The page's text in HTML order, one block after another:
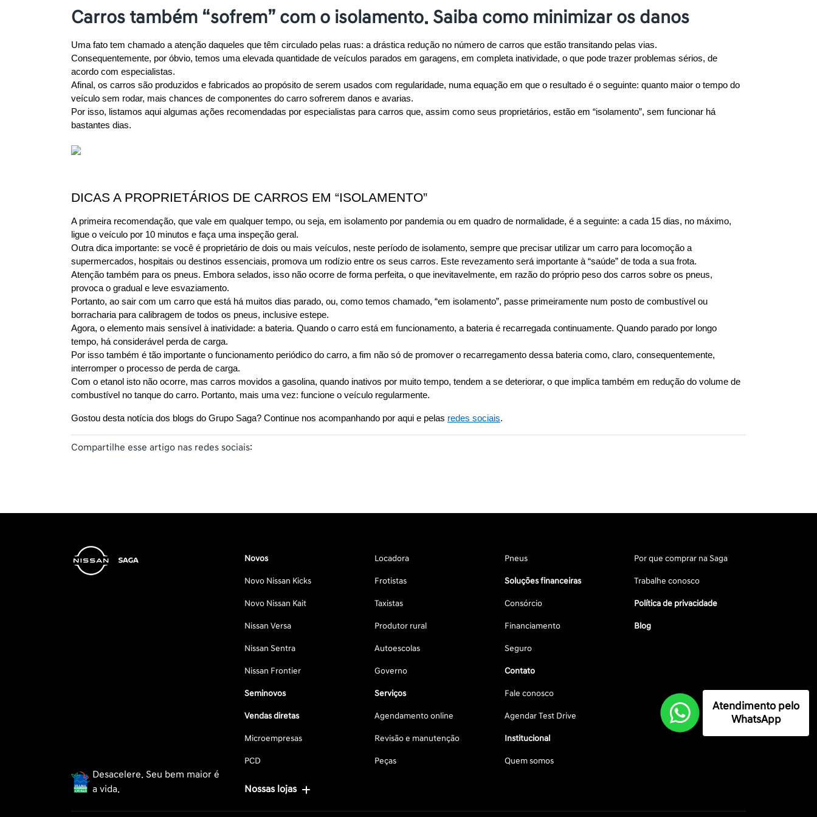
Carros também “sofrem” com o isolamento. Saiba como minimizar os danos
Uma fato tem chamado a atenção daqueles que têm circulado pelas ruas: a drástica redução no número de carros que estão transitando pelas vias.
Consequentemente, por óbvio, temos uma elevada quantidade de veículos parados em garagens, em completa inatividade, o que pode trazer problemas sérios, de
acordo com especialistas.
Afinal, os carros são produzidos e fabricados ao propósito de serem usados com regularidade, numa equação em que o resultado é o seguinte: quanto maior o tempo do
veículo sem rodar, mais chances de componentes do carro sofrerem danos e avarias.
Por isso, listamos aqui algumas ações recomendadas por especialistas para carros que, assim como seus proprietários, estão em “isolamento”, sem funcionar há
bastantes dias.
DICAS A PROPRIETÁRIOS DE CARROS EM “ISOLAMENTO”
A primeira recomendação, que vale em qualquer tempo, ou seja, em isolamento por pandemia ou em quadro de normalidade, é a seguinte: a cada 15 dias, no máximo,
ligue o veículo por 10 minutos e faça uma inspeção geral.
Outra dica importante: se você é proprietário de dois ou mais veículos, neste período de isolamento, sempre que precisar utilizar um carro para locomoção a
supermercados, hospitais ou destinos essenciais, promova um rodízio entre os seus carros. Este revezamento será importante à “saúde” de toda a sua frota.
Atenção também para os pneus. Embora selados, isso não ocorre de forma perfeita, o que inevitavelmente, em razão do próprio peso dos carros sobre os pneus,
provoca o gradual e leve esvaziamento.
Portanto, ao sair com um carro que está há muitos dias parado, ou, como temos chamado, “em isolamento”, passe primeiramente num posto de combustível ou
borracharia para calibragem de todos os pneus, inclusive estepe.
Agora, o elemento mais sensível à inatividade: a bateria. Quando o carro está em funcionamento, a bateria é recarregada continuamente. Quando parado por longo
tempo, há considerável perda de carga.
Por isso também é tão importante o funcionamento periódico do carro, a fim não só de promover o recarregamento dessa bateria como, claro, consequentemente,
interromper o processo de perda de carga.
Com o etanol isto não ocorre, mas carros movidos a gasolina, quando inativos por muito tempo, tendem a se deteriorar, o que implica também em redução do volume de
combustível no tanque do carro. Portanto, mais uma vez: funcione o veículo regularmente.
Gostou desta notícia dos blogs do Grupo Saga? Continue nos acompanhando por aqui e pelas redes sociais.
Compartilhe esse artigo nas redes sociais:
Desacelere. Seu bem maior é
a vida.
Novos
Novo Nissan Kicks
Novo Nissan Kait
Nissan Versa
Nissan Sentra
Nissan Frontier
Seminovos
Vendas diretas
Microempresas
PCD
Locadora
Frotistas
Taxistas
Produtor rural
Autoescolas
Governo
Serviços
Agendamento online
Revisão e manutenção
Peças
Pneus
Soluções financeiras
Consórcio
Financiamento
Seguro
Contato
Fale conosco
Agendar Test Drive
Institucional
Quem somos
Por que comprar na Saga
Trabalhe conosco
Política de privacidade
Blog
Nossas lojas
Atendimento pelo
WhatsApp